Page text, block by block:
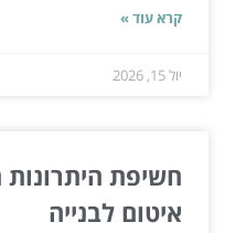
קרא עוד »
יול 15, 2026
חשיפת
איטום לבנייה